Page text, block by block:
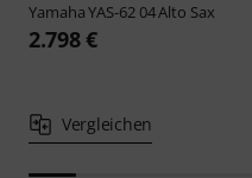
YamahaYAS-62 04 Alto Sax
2.798 €
Vergleichen